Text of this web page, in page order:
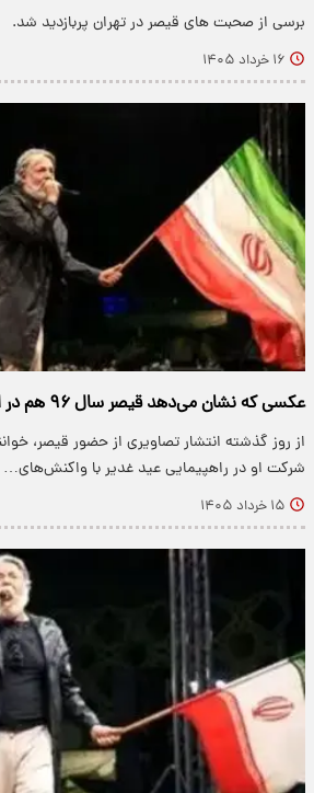
برسی از صحبت های قیصر در تهران پربازدید شد.
۱۶ خرداد ۱۴۰۵
عکسی که نشان می‌دهد قیصر سال ۹۶ هم در ایران بوده
از روز گذشته انتشار تصاویری از حضور قیصر،
شرکت او در راهپیمایی عید غدیر با واکنش‌های…
۱۵ خرداد ۱۴۰۵